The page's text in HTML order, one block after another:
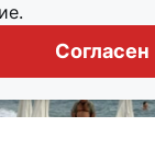
Согласен